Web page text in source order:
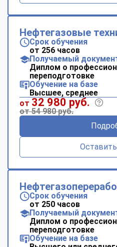
Нефтегазовые
Срок обучения
от 256 часов
Получаемый
Диплом о
переподготовке
Обучение на базе
Высшее, среднее
от 32 980 руб.
от 54 980 руб.
Срок обучения
от 250 часов
Получаемый
Диплом о
переподготовке
Обучение на базе